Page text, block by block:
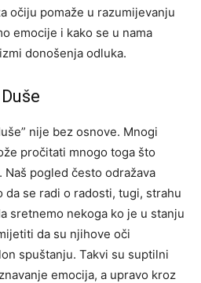
očiju pomaže u razumijevanju
emocije i kako se u nama
donošenja odluka.
nije bez osnove. Mnogi
pročitati mnogo toga što
pogled često odražava
da se radi o radosti, tugi, strahu
sretnemo nekoga ko je u stanju
da su njihove oči
spuštanju. Takvi su suptilni
emocija, a upravo kroz